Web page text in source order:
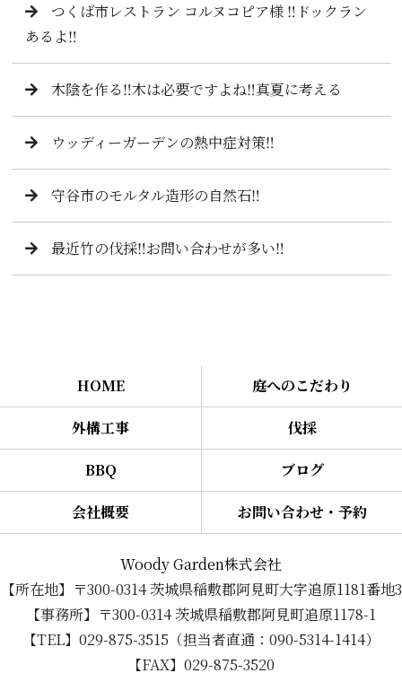
つくば市レストラン コルヌコピア様 ‼️ドックラン
あるよ‼️
木陰を作る‼️木は必要ですよね‼️真夏に考える
ウッディーガーデンの熱中症対策‼️
守谷市のモルタル造形の自然石‼️
最近竹の伐採‼️お問い合わせが多い‼️
HOME 庭へのこだわり
外構工事 伐採
BBQ ブログ
会社概要 お問い合わせ・予約
Woody Garden株式会社
【所在地】〒300-0314 茨城県稲敷郡阿見町大字追原1181番地3
【事務所】〒300-0314 茨城県稲敷郡阿見町追原1178-1
【TEL】029-875-3515（担当者直通：090-5314-1414）
【FAX】029-875-3520